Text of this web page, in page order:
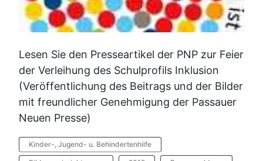
Lesen Sie den Presseartikel der PNP zur Feier
der Verleihung des Schulprofils Inklusion
(Veröffentlichung des Beitrags und der Bilder
mit freundlicher Genehmigung der Passauer
Neuen Presse)
Kinder-, Jugend- u. Behindertenhilfe